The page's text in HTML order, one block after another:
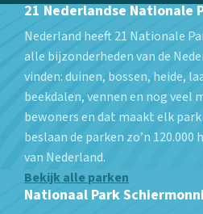
21 Nederlandse Nationale
Nederland heeft 21 Nationale
alle bijzonderheden van de
vinden: duinen, bossen, heide,
beekdalen, vennen en nog veel
bewoners en dat maakt elk
beslaan de parken zo’n
van Nederland.
Bekijk alle parken
Nationaal Park